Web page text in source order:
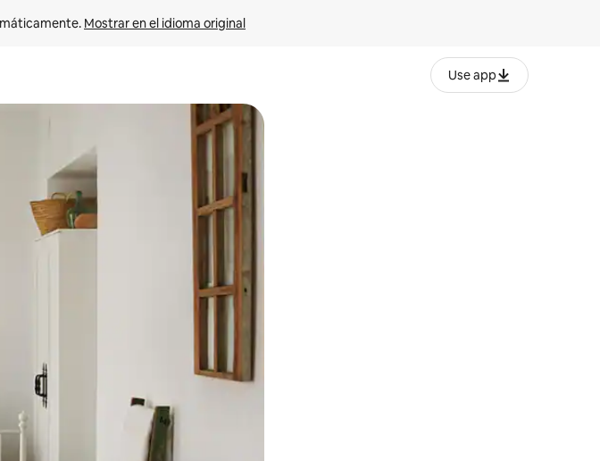
Mostrar en el idioma original
Use app
hacia abajo o explora con el tacto o desliza el dedo.